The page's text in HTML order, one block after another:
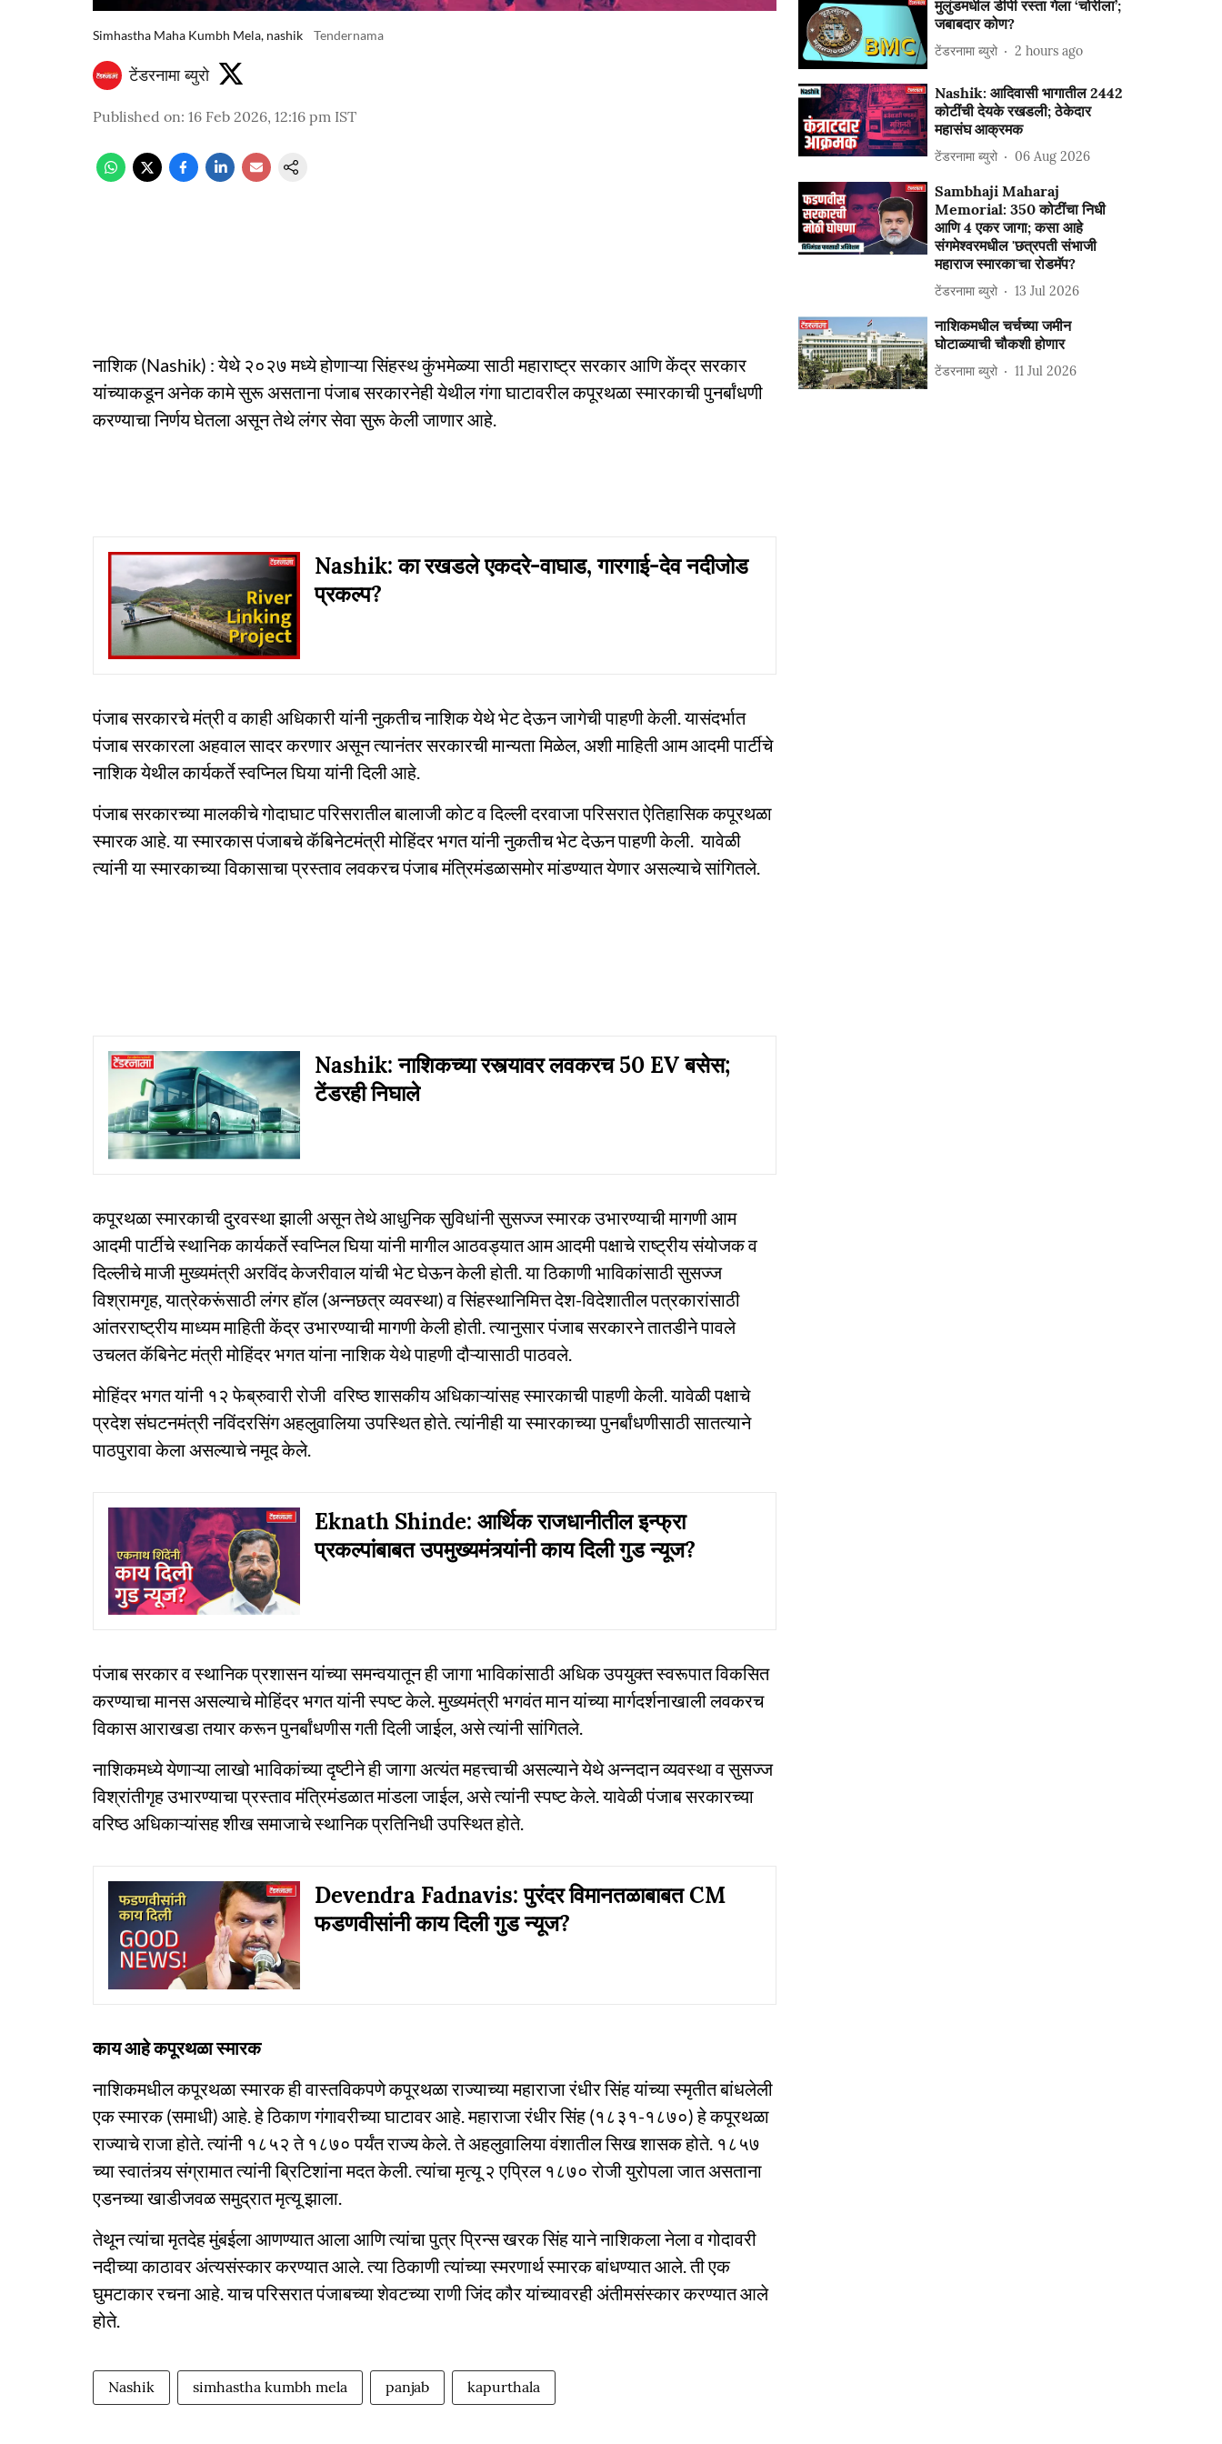
Simhastha Maha Kumbh Mela, nashik Tendernama
टेंडरनामा ब्युरो
Published on: 16 Feb 2026, 12:16 pm IST
नाशिक (Nashik) : येथे २०२७ मध्ये होणाऱ्या सिंहस्थ कुंभमेळ्या साठी महाराष्ट्र सरकार आणि केंद्र सरकार
यांच्याकडून अनेक कामे सुरू असताना पंजाब सरकारनेही येथील गंगा घाटावरील कपूरथळा स्मारकाची पुनर्बांधणी
करण्याचा निर्णय घेतला असून तेथे लंगर सेवा सुरू केली जाणार आहे.
Nashik: का रखडले एकदरे-वाघाड, गारगाई-देव नदीजोड
प्रकल्प?
पंजाब सरकारचे मंत्री व काही अधिकारी यांनी नुकतीच नाशिक येथे भेट देऊन जागेची पाहणी केली. यासंदर्भात
पंजाब सरकारला अहवाल सादर करणार असून त्यानंतर सरकारची मान्यता मिळेल, अशी माहिती आम आदमी पार्टीचे
नाशिक येथील कार्यकर्ते स्वप्निल घिया यांनी दिली आहे.
पंजाब सरकारच्या मालकीचे गोदाघाट परिसरातील बालाजी कोट व दिल्ली दरवाजा परिसरात ऐतिहासिक कपूरथळा
स्मारक आहे. या स्मारकास पंजाबचे कॅबिनेटमंत्री मोहिंदर भगत यांनी नुकतीच भेट देऊन पाहणी केली. यावेळी
त्यांनी या स्मारकाच्या विकासाचा प्रस्ताव लवकरच पंजाब मंत्रिमंडळासमोर मांडण्यात येणार असल्याचे सांगितले.
Nashik: नाशिकच्या रस्त्यावर लवकरच 50 EV बसेस;
टेंडरही निघाले
कपूरथळा स्मारकाची दुरवस्था झाली असून तेथे आधुनिक सुविधांनी सुसज्ज स्मारक उभारण्याची मागणी आम
आदमी पार्टीचे स्थानिक कार्यकर्ते स्वप्निल घिया यांनी मागील आठवड्यात आम आदमी पक्षाचे राष्ट्रीय संयोजक व
दिल्लीचे माजी मुख्यमंत्री अरविंद केजरीवाल यांची भेट घेऊन केली होती. या ठिकाणी भाविकांसाठी सुसज्ज
विश्रामगृह, यात्रेकरूंसाठी लंगर हॉल (अन्नछत्र व्यवस्था) व सिंहस्थानिमित्त देश-विदेशातील पत्रकारांसाठी
आंतरराष्ट्रीय माध्यम माहिती केंद्र उभारण्याची मागणी केली होती. त्यानुसार पंजाब सरकारने तातडीने पावले
उचलत कॅबिनेट मंत्री मोहिंदर भगत यांना नाशिक येथे पाहणी दौऱ्यासाठी पाठवले.
मोहिंदर भगत यांनी १२ फेब्रुवारी रोजी वरिष्ठ शासकीय अधिकाऱ्यांसह स्मारकाची पाहणी केली. यावेळी पक्षाचे
प्रदेश संघटनमंत्री नविंदरसिंग अहलुवालिया उपस्थित होते. त्यांनीही या स्मारकाच्या पुनर्बांधणीसाठी सातत्याने
पाठपुरावा केला असल्याचे नमूद केले.
Eknath Shinde: आर्थिक राजधानीतील इन्फ्रा
प्रकल्पांबाबत उपमुख्यमंत्र्यांनी काय दिली गुड न्यूज?
पंजाब सरकार व स्थानिक प्रशासन यांच्या समन्वयातून ही जागा भाविकांसाठी अधिक उपयुक्त स्वरूपात विकसित
करण्याचा मानस असल्याचे मोहिंदर भगत यांनी स्पष्ट केले. मुख्यमंत्री भगवंत मान यांच्या मार्गदर्शनाखाली लवकरच
विकास आराखडा तयार करून पुनर्बांधणीस गती दिली जाईल, असे त्यांनी सांगितले.
नाशिकमध्ये येणाऱ्या लाखो भाविकांच्या दृष्टीने ही जागा अत्यंत महत्त्वाची असल्याने येथे अन्नदान व्यवस्था व सुसज्ज
विश्रांतीगृह उभारण्याचा प्रस्ताव मंत्रिमंडळात मांडला जाईल, असे त्यांनी स्पष्ट केले. यावेळी पंजाब सरकारच्या
वरिष्ठ अधिकाऱ्यांसह शीख समाजाचे स्थानिक प्रतिनिधी उपस्थित होते.
Devendra Fadnavis: पुरंदर विमानतळाबाबत CM
फडणवीसांनी काय दिली गुड न्यूज?
काय आहे कपूरथळा स्मारक
नाशिकमधील कपूरथळा स्मारक ही वास्तविकपणे कपूरथळा राज्याच्या महाराजा रंधीर सिंह यांच्या स्मृतीत बांधलेली
एक स्मारक (समाधी) आहे. हे ठिकाण गंगावरीच्या घाटावर आहे. महाराजा रंधीर सिंह (१८३१-१८७०) हे कपूरथळा
राज्याचे राजा होते. त्यांनी १८५२ ते १८७० पर्यंत राज्य केले. ते अहलुवालिया वंशातील सिख शासक होते. १८५७
च्या स्वातंत्र्य संग्रामात त्यांनी ब्रिटिशांना मदत केली. त्यांचा मृत्यू २ एप्रिल १८७० रोजी युरोपला जात असताना
एडनच्या खाडीजवळ समुद्रात मृत्यू झाला.
तेथून त्यांचा मृतदेह मुंबईला आणण्यात आला आणि त्यांचा पुत्र प्रिन्स खरक सिंह याने नाशिकला नेला व गोदावरी
नदीच्या काठावर अंत्यसंस्कार करण्यात आले. त्या ठिकाणी त्यांच्या स्मरणार्थ स्मारक बांधण्यात आले. ती एक
घुमटाकार रचना आहे. याच परिसरात पंजाबच्या शेवटच्या राणी जिंद कौर यांच्यावरही अंतीमसंस्कार करण्यात आले
होते.
Nashik simhastha kumbh mela panjab kapurthala
मुलुंडमधील डीपी रस्ता गेला ‘चोरीला’;
जबाबदार कोण?
टेंडरनामा ब्युरो 2 hours ago
Nashik: आदिवासी भागातील 2442
कोटींची देयके रखडली; ठेकेदार
महासंघ आक्रमक
टेंडरनामा ब्युरो 06 Aug 2026
Sambhaji Maharaj
Memorial: 350 कोटींचा निधी
आणि 4 एकर जागा; कसा आहे
संगमेश्वरमधील 'छत्रपती संभाजी
महाराज स्मारका'चा रोडमॅप?
टेंडरनामा ब्युरो 13 Jul 2026
नाशिकमधील चर्चच्या जमीन
घोटाळ्याची चौकशी होणार
टेंडरनामा ब्युरो 11 Jul 2026